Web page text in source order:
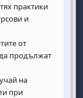
практики
и
от
продължат
на
при